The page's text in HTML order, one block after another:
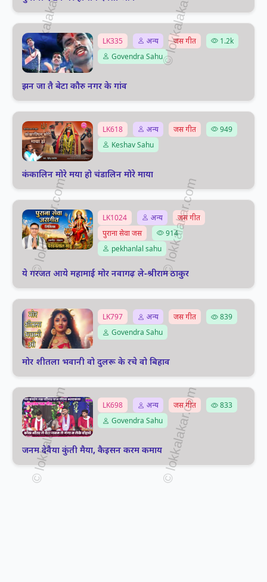
LK335 अन्य जस गीत
1.2k
Govendra Sahu
झन जा तै बेटा कौरु नगर के गांव
LK618 अन्य जस गीत
949
Keshav Sahu
कंकालिन मोरे मया हो चंडालिन मोरे माया
LK1024 अन्य
जस गीत
पुराना सेवा जस
914
pekhanlal sahu
ये गरजत आये महामाई मोर नवागढ़ ले-श्रीराम ठाकुर
LK797 अन्य जस गीत
839
Govendra Sahu
मोर शीतला भवानी वो दुलरू के रचे वो बिहाव
LK698 अन्य जस गीत
833
Govendra Sahu
जनम देवैया कुंती मैया, कैइसन करम कमाय